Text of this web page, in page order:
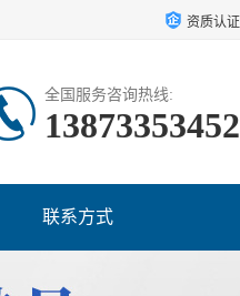
资质认证
全国服务咨询热线:
13873353452
联系方式